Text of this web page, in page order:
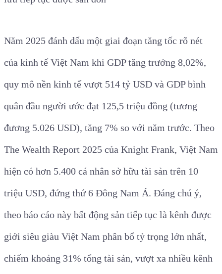
Năm 2025 đánh dấu một giai đoạn tăng tốc rõ nét
của kinh tế Việt Nam khi GDP tăng trưởng 8,02%,
quy mô nền kinh tế vượt 514 tỷ USD và GDP bình
quân đầu người ước đạt 125,5 triệu đồng (tương
đương 5.026 USD), tăng 7% so với năm trước. Theo
The Wealth Report 2025 của Knight Frank, Việt Nam
hiện có hơn 5.400 cá nhân sở hữu tài sản trên 10
triệu USD, đứng thứ 6 Đông Nam Á. Đáng chú ý,
theo báo cáo này bất động sản tiếp tục là kênh được
giới siêu giàu Việt Nam phân bổ tỷ trọng lớn nhất,
chiếm khoảng 31% tổng tài sản, vượt xa nhiều kênh